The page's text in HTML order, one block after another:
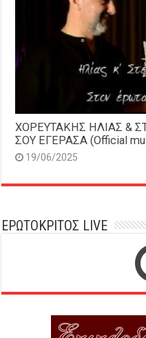
ΧΟΡΕΥΤΑΚΗΣ ΗΛΙΑΣ &
ΣΟΥ ΕΓΕΡΑΣΑ (Official
19/06/2025
ΕΡΩΤΟΚΡΙΤΟΣ LIVE